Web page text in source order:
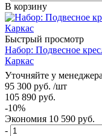
В корзину
Быстрый просмотр
Набор: Подвесное
Каркас
Уточняйте у менеджера
95 300 руб. /шт
105 890 руб.
-10%
Экономия 10 590 руб.
-